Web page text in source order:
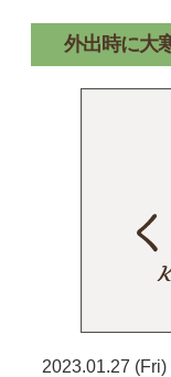
外出時に大
2023.01.27 (Fri)